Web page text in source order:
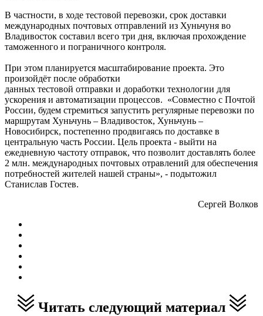
В частности, в ходе тестовой перевозки, срок доставки
международных почтовых отправлений из Хуньчуня во
Владивосток составил всего три дня, включая прохождение
таможенного и пограничного контроля.
При этом планируется масштабирование проекта. Это
произойдёт после обработки
данных тестовой отправки и доработки технологии для
ускорения и автоматизации процессов. «Совместно с Почтой
России, будем стремиться запустить регулярные перевозки по
маршрутам Хуньчунь – Владивосток, Хуньчунь –
Новосибирск, постепенно продвигаясь по доставке в
центральную часть России. Цель проекта - выйти на
ежедневную частоту отправок, что позволит доставлять более
2 млн. международных почтовых отравлений для обеспечения
потребностей жителей нашей страны», - подытожил
Станислав Гостев.
Сергей Волков
Читать следующий материал